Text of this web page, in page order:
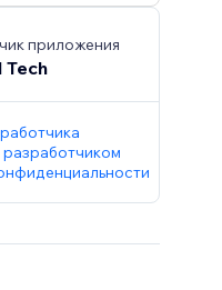
приложения
Tech
разработчиком